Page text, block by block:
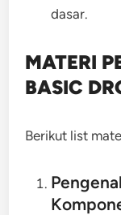
dasar.
MATERI
BASIC
Berikut list